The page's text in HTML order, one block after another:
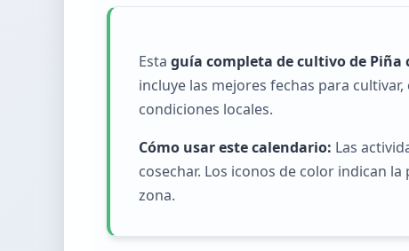
Esta guía completa de cultivo de Piña
incluye las mejores fechas para
condiciones locales.
Cómo usar este calendario: Las
cosechar. Los iconos de color indican
zona.